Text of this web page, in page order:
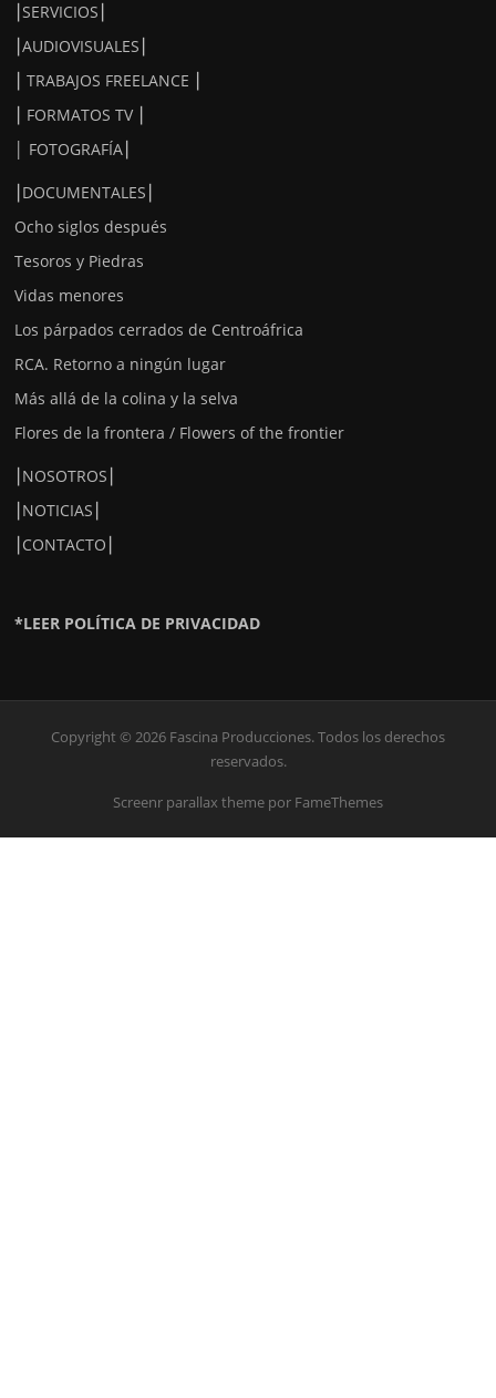
⎮SERVICIOS⎮
⎮AUDIOVISUALES⎮
⎮ TRABAJOS FREELANCE ⎮
⎮ FORMATOS TV ⎮
│ FOTOGRAFÍA⎮
⎮DOCUMENTALES⎮
Ocho siglos después
Tesoros y Piedras
Vidas menores
Los párpados cerrados de Centroáfrica
RCA. Retorno a ningún lugar
Más allá de la colina y la selva
Flores de la frontera / Flowers of the frontier
⎮NOSOTROS⎮
⎮NOTICIAS⎮
⎮CONTACTO⎮
*LEER POLÍTICA DE PRIVACIDAD
Copyright © 2026 Fascina Producciones. Todos los derechos
reservados.
Screenr parallax theme por FameThemes